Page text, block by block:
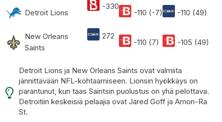
Detroit Lions
New Orleans
Saints
-330
272
-110 (-7)
-110 (7)
-110 (49)
-105 (49)
Detroit Lions ja New Orleans Saints ovat valmiita
jännittävään NFL-kohtaamiseen. Lionsin hyökkäys on
parantunut, kun taas Saintsin puolustus on yhä pelottava.
Detroitiin keskeisiä pelaajia ovat Jared Goff ja Amon-Ra
St.